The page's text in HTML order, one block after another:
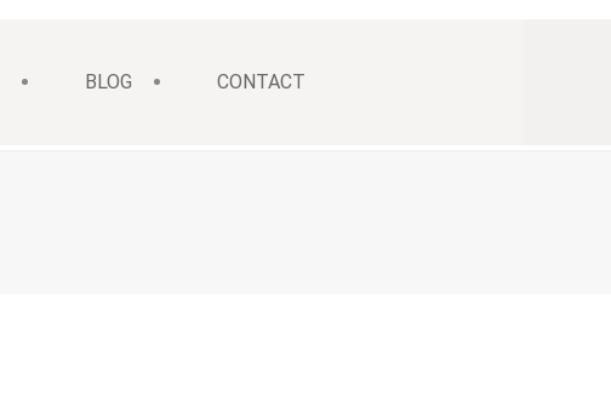
BLOG CONTACT